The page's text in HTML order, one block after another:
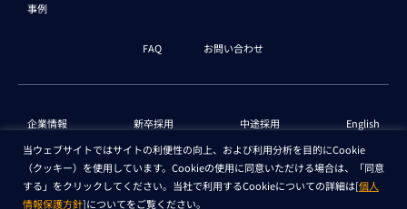
事例
FAQ お問い合わせ
企業情報 新卒採用 中途採用 English
個人情報保護法 情報 セキュリティ基本方針
当ウェブサイトではサイトの利便性の向上、および利用分析を目的にCookie
（クッキー）を使用しています。Cookieの使用に同意いただける場合は、「同意
する」をクリックしてください。当社で利用するCookieについての詳細は[個人
情報保護方針]についてをご覧ください。